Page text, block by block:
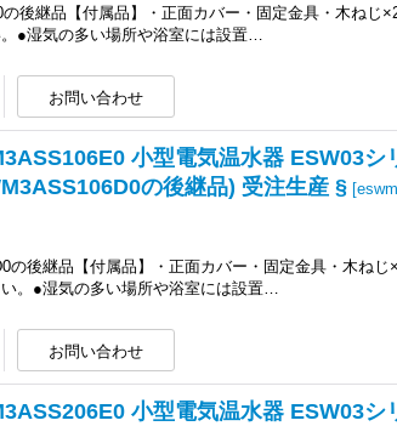
後継品【付属品】・正面カバー・固定金具・木ね
●湿気の多い場所や浴室には設置…
小型電気温水器 ESW03
の後継品) 受注生産 § [
の後継品【付属品】・正面カバー・固定金具・木ね
。●湿気の多い場所や浴室には設置…
小型電気温水器 ESW03